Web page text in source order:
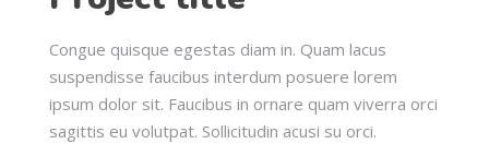
Congue quisque egestas diam in. Quam lacus
suspendisse faucibus interdum posuere lorem
ipsum dolor sit. Faucibus in ornare quam viverra orci
sagittis eu volutpat. Sollicitudin acusi su orci.